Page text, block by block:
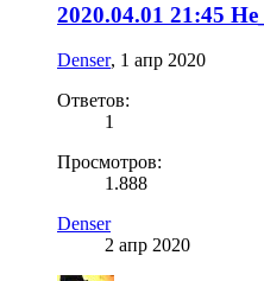
2020.04.01 21:45
Denser, 1 апр 2020
Ответов:
1
Просмотров:
1.888
Denser
2 апр 2020